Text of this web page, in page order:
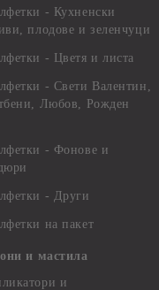
- Кухненски
плодове и зеленчуци
- Цветя и листа
- Свети Валентин,
Любов, Рожден
- Фонове и
- Други
на пакет
и мастила
и